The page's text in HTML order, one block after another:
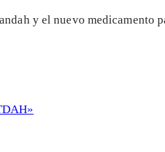
y el nuevo medicamento